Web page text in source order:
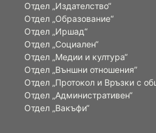
Отдел „Издателство“
Отдел „Образование“
Отдел „Иршад“
Отдел „Социален“
Отдел „Медии и култура“
Отдел „Външни отношения”
Oтдел „Протокол и Връзки с
Отдел „Административен“
Отдел „Вакъфи“